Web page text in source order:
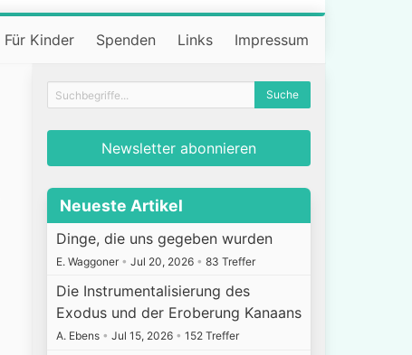
Für Kinder Spenden Links Impressum
Newsletter abonnieren
Neueste Artikel
Dinge, die uns gegeben wurden
E. Waggoner • Jul 20, 2026 • 83 Treffer
Die Instrumentalisierung des
Exodus und der Eroberung Kanaans
A. Ebens • Jul 15, 2026 • 152 Treffer